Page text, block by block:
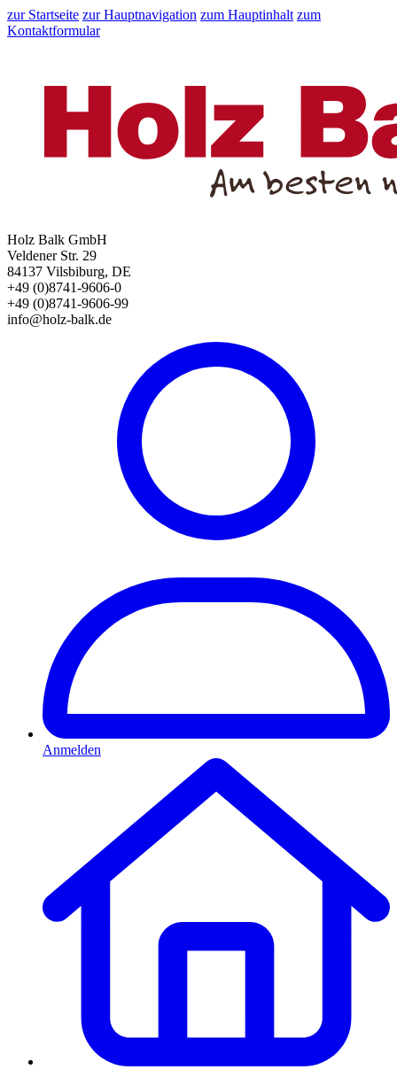
zur Startseite zur Hauptnavigation zum Hauptinhalt zum
Kontaktformular
Holz Balk GmbH
Veldener Str. 29
84137 Vilsbiburg, DE
+49 (0)8741-9606-0
+49 (0)8741-9606-99
info@holz-balk.de
Anmelden